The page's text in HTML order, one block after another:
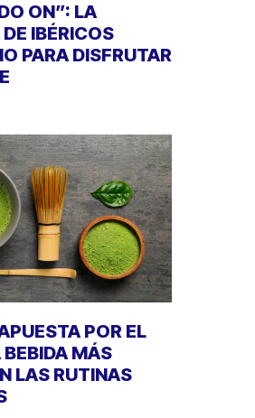
ON”: LA
IBÉRICOS
PARA DISFRUTAR
POR EL
MÁS
LAS RUTINAS